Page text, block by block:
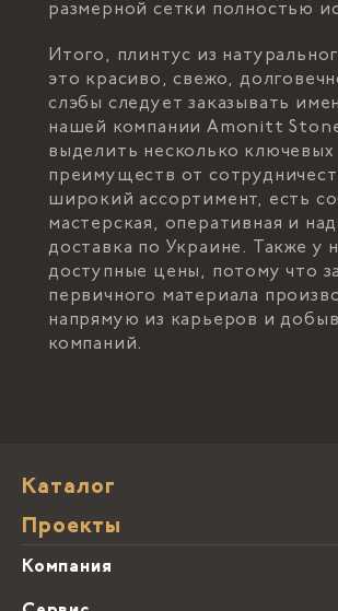
размерной сетки полностью
Итого, плинтус из
это красиво, свежо,
слэбы следует заказывать
нашей компании Amonitt
выделить несколько ключевых
преимуществ от
широкий ассортимент, есть
мастерская, оперативная и
доставка по Украине. Также у
доступные цены, потому что
первичного материала
напрямую из карьеров и
компаний.
Каталог
Проекты
Компания
О нас